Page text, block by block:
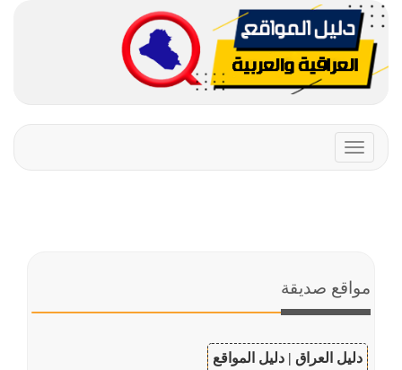
Toggle
navigation
مواقع صديقة
دليل العراق | دليل المواقع